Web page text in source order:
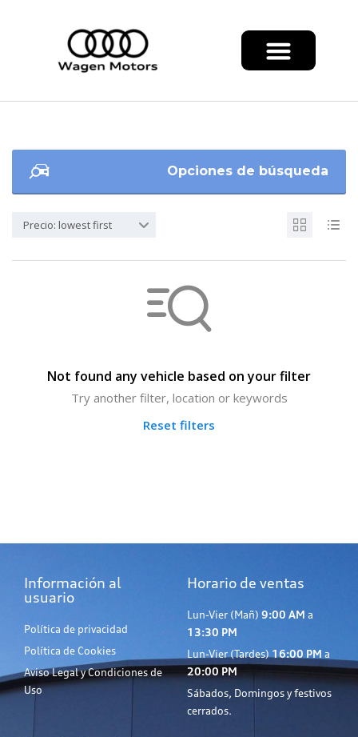
Opciones de búsqueda
Precio: lowest first
Not found any vehicle based on your filter
Try another filter, location or keywords
Reset filters
Información al
usuario
Política de privacidad
Política de Cookies
Aviso Legal y Condiciones de
Uso
Horario de ventas
Lun-Vier (Mañ) 9:00 AM a
13:30 PM
Lun-Vier (Tardes) 16:00 PM a
20:00 PM
Sábados, Domingos y festivos
cerrados.